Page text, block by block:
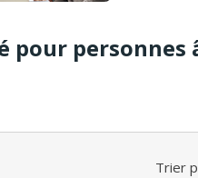
pour personnes
Trier